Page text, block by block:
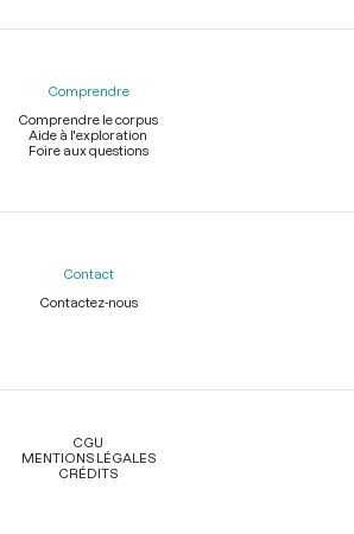
Comprendre
Comprendre le corpus
Aide à l'exploration
Foire aux questions
Contact
Contactez-nous
CGU
MENTIONS LÉGALES
CRÉDITS